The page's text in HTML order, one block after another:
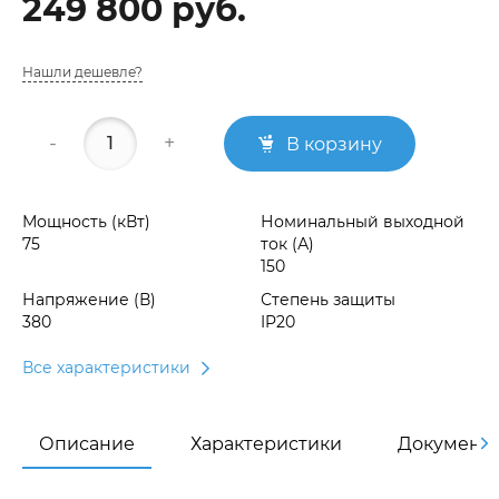
249 800 руб.
Нашли дешевле?
- + В корзину
Мощность (кВт)
75
Номинальный выходной
ток (А)
150
Напряжение (В)
380
Степень защиты
IP20
Все характеристики
Описание Характеристики